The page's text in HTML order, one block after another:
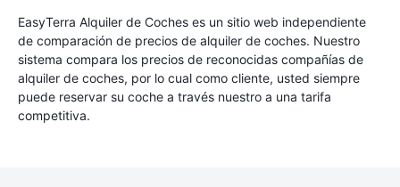
EasyTerra Alquiler de Coches es un sitio web independiente
de comparación de precios de alquiler de coches. Nuestro
sistema compara los precios de reconocidas compañías de
alquiler de coches, por lo cual como cliente, usted siempre
puede reservar su coche a través nuestro a una tarifa
competitiva.